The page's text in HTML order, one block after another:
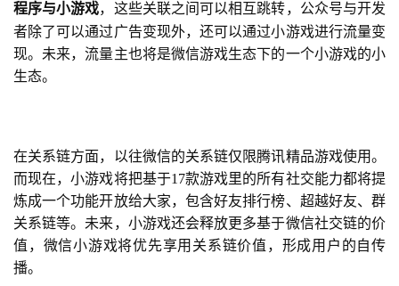
2
0
2
5
届
金
茶
奖
程序与小游戏，这些关联之间可以相互跳转，公众号与开发
者除了可以通过广告变现外，还可以通过小游戏进行流量变
现。未来，流量主也将是微信游戏生态下的一个小游戏的小
生态。
在关系链方面，以往微信的关系链仅限腾讯精品游戏使用。
而现在，小游戏将把基于17款游戏里的所有社交能力都将提
炼成一个功能开放给大家，包含好友排行榜、超越好友、群
关系链等。未来，小游戏还会释放更多基于微信社交链的价
值，微信小游戏将优先享用关系链价值，形成用户的自传
播。